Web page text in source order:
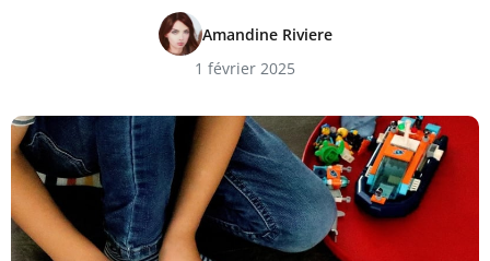
Amandine Riviere
1 février 2025